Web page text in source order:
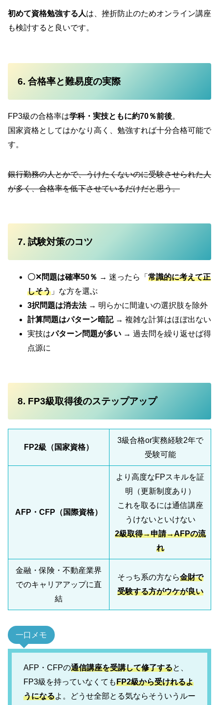
初めて資格勉強する人は、挫折防止のためオンライン講座
も検討すると良いです。
6. 合格率と難易度の実際
FP3級の合格率は学科・実技ともに約70％前後。
国家資格としてはかなり高く、勉強すれば十分合格可能で
す。
銀行勤務の人とかで、うけたくないのに受験させられた人
が多く、合格率を低下させているだけだと思う。
7. 試験対策のコツ
〇✕問題は確率50％ → 迷ったら「 常識的に考えて正
しそう 」な方を選ぶ
3択問題は消去法→ 明らかに間違いの選択肢を除外
計算問題はパターン暗記→ 複雑な計算はほぼ出ない
実技はパターン問題が多い → 過去問を繰り返せば得
点源に
8. FP3級取得後のステップアップ
FP2級（国家資格）
3級合格or実務経験2年で
受験可能
AFP・CFP（国際資格）
より高度なFPスキルを証
明（更新制度あり）
これを取るには通信講座
うけないといけない
2級取得→申請→AFPの流
れ
金融・保険・不動産業界
でのキャリアアップに直
結
そっち系の方なら金財で
受験する方がウケが良い
一口メモ
AFP・CFPの通信講座を受講して修了すると、
FP3級を持っていなくてもFP2級から受けれるよ
うになるよ。どうせ全部とる気ならそういうルー